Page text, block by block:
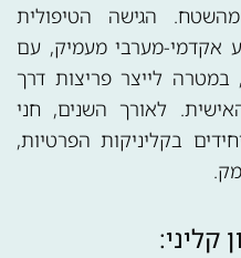
הגישה הטיפולית
אקדמי-מערבי מעמיק, עם
לייצר פריצות דרך
לאורך השנים, חני
בקליניקות הפרטיות,
קליני: